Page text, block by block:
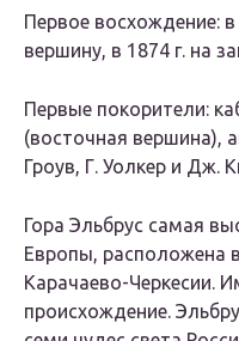
Первое восхождение:
вершину, в 1874 г. на
Первые покорители:
(восточная вершина),
Гроув, Г. Уолкер и Дж.
Гора Эльбрус самая
Европы, расположена
Карачаево-Черкесии.
происхождение.